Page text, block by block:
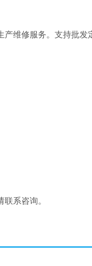
维修服务。支持批发
系咨询。